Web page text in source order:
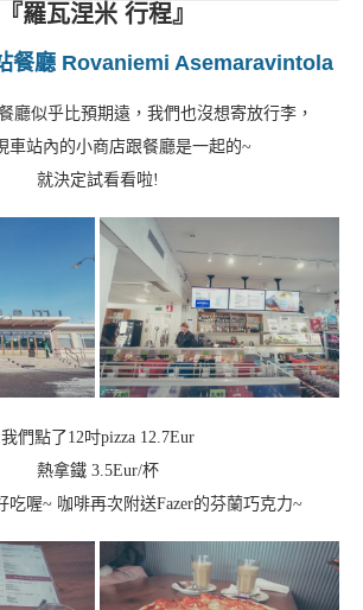
『羅瓦涅米 行程』
餐廳 Rovaniemi Asemaravintola
廳似乎比預期遠，我們也沒想寄放行李，
車站內的小商店跟餐廳是一起的~
就決定試看看啦!
我們點了12吋pizza 12.7Eur
熱拿鐵 3.5Eur/杯
吃喔~ 咖啡再次附送Fazer的芬蘭巧克力~